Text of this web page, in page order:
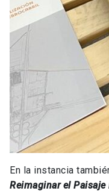
En la instancia
Reimaginar el